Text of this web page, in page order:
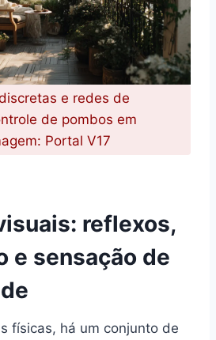
e redes de
de pombos em
Portal V17
reflexos,
e sensação de
físicas, há um conjunto de